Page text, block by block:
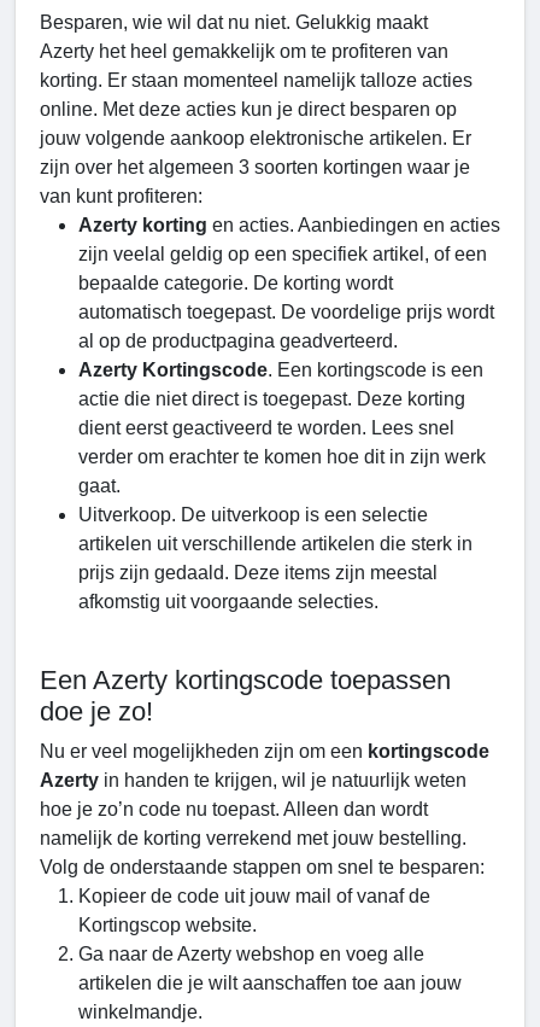
Besparen, wie wil dat nu niet. Gelukkig maakt
Azerty het heel gemakkelijk om te profiteren van
korting. Er staan momenteel namelijk talloze acties
online. Met deze acties kun je direct besparen op
jouw volgende aankoop elektronische artikelen. Er
zijn over het algemeen 3 soorten kortingen waar je
van kunt profiteren:
Azerty korting en acties. Aanbiedingen en acties
zijn veelal geldig op een specifiek artikel, of een
bepaalde categorie. De korting wordt
automatisch toegepast. De voordelige prijs wordt
al op de productpagina geadverteerd.
Azerty Kortingscode. Een kortingscode is een
actie die niet direct is toegepast. Deze korting
dient eerst geactiveerd te worden. Lees snel
verder om erachter te komen hoe dit in zijn werk
gaat.
Uitverkoop. De uitverkoop is een selectie
artikelen uit verschillende artikelen die sterk in
prijs zijn gedaald. Deze items zijn meestal
afkomstig uit voorgaande selecties.
Een Azerty kortingscode toepassen
doe je zo!
Nu er veel mogelijkheden zijn om een kortingscode
Azerty in handen te krijgen, wil je natuurlijk weten
hoe je zo’n code nu toepast. Alleen dan wordt
namelijk de korting verrekend met jouw bestelling.
Volg de onderstaande stappen om snel te besparen:
Kopieer de code uit jouw mail of vanaf de
Kortingscop website.
Ga naar de Azerty webshop en voeg alle
artikelen die je wilt aanschaffen toe aan jouw
winkelmandje.